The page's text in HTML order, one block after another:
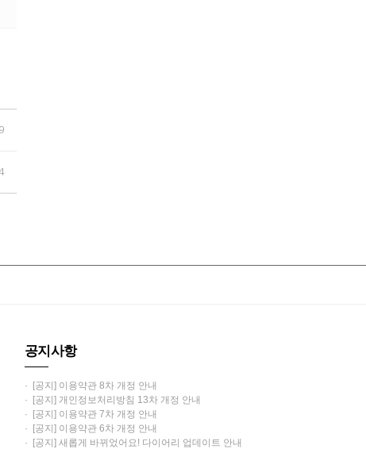
공지사항
· [공지] 이용약관 8차 개정 안내
· [공지] 개인정보처리방침 13차 개정 안내
· [공지] 이용약관 7차 개정 안내
· [공지] 이용약관 6차 개정 안내
· [공지] 새롭게 바뀌었어요! 다이어리 업데이트 안내